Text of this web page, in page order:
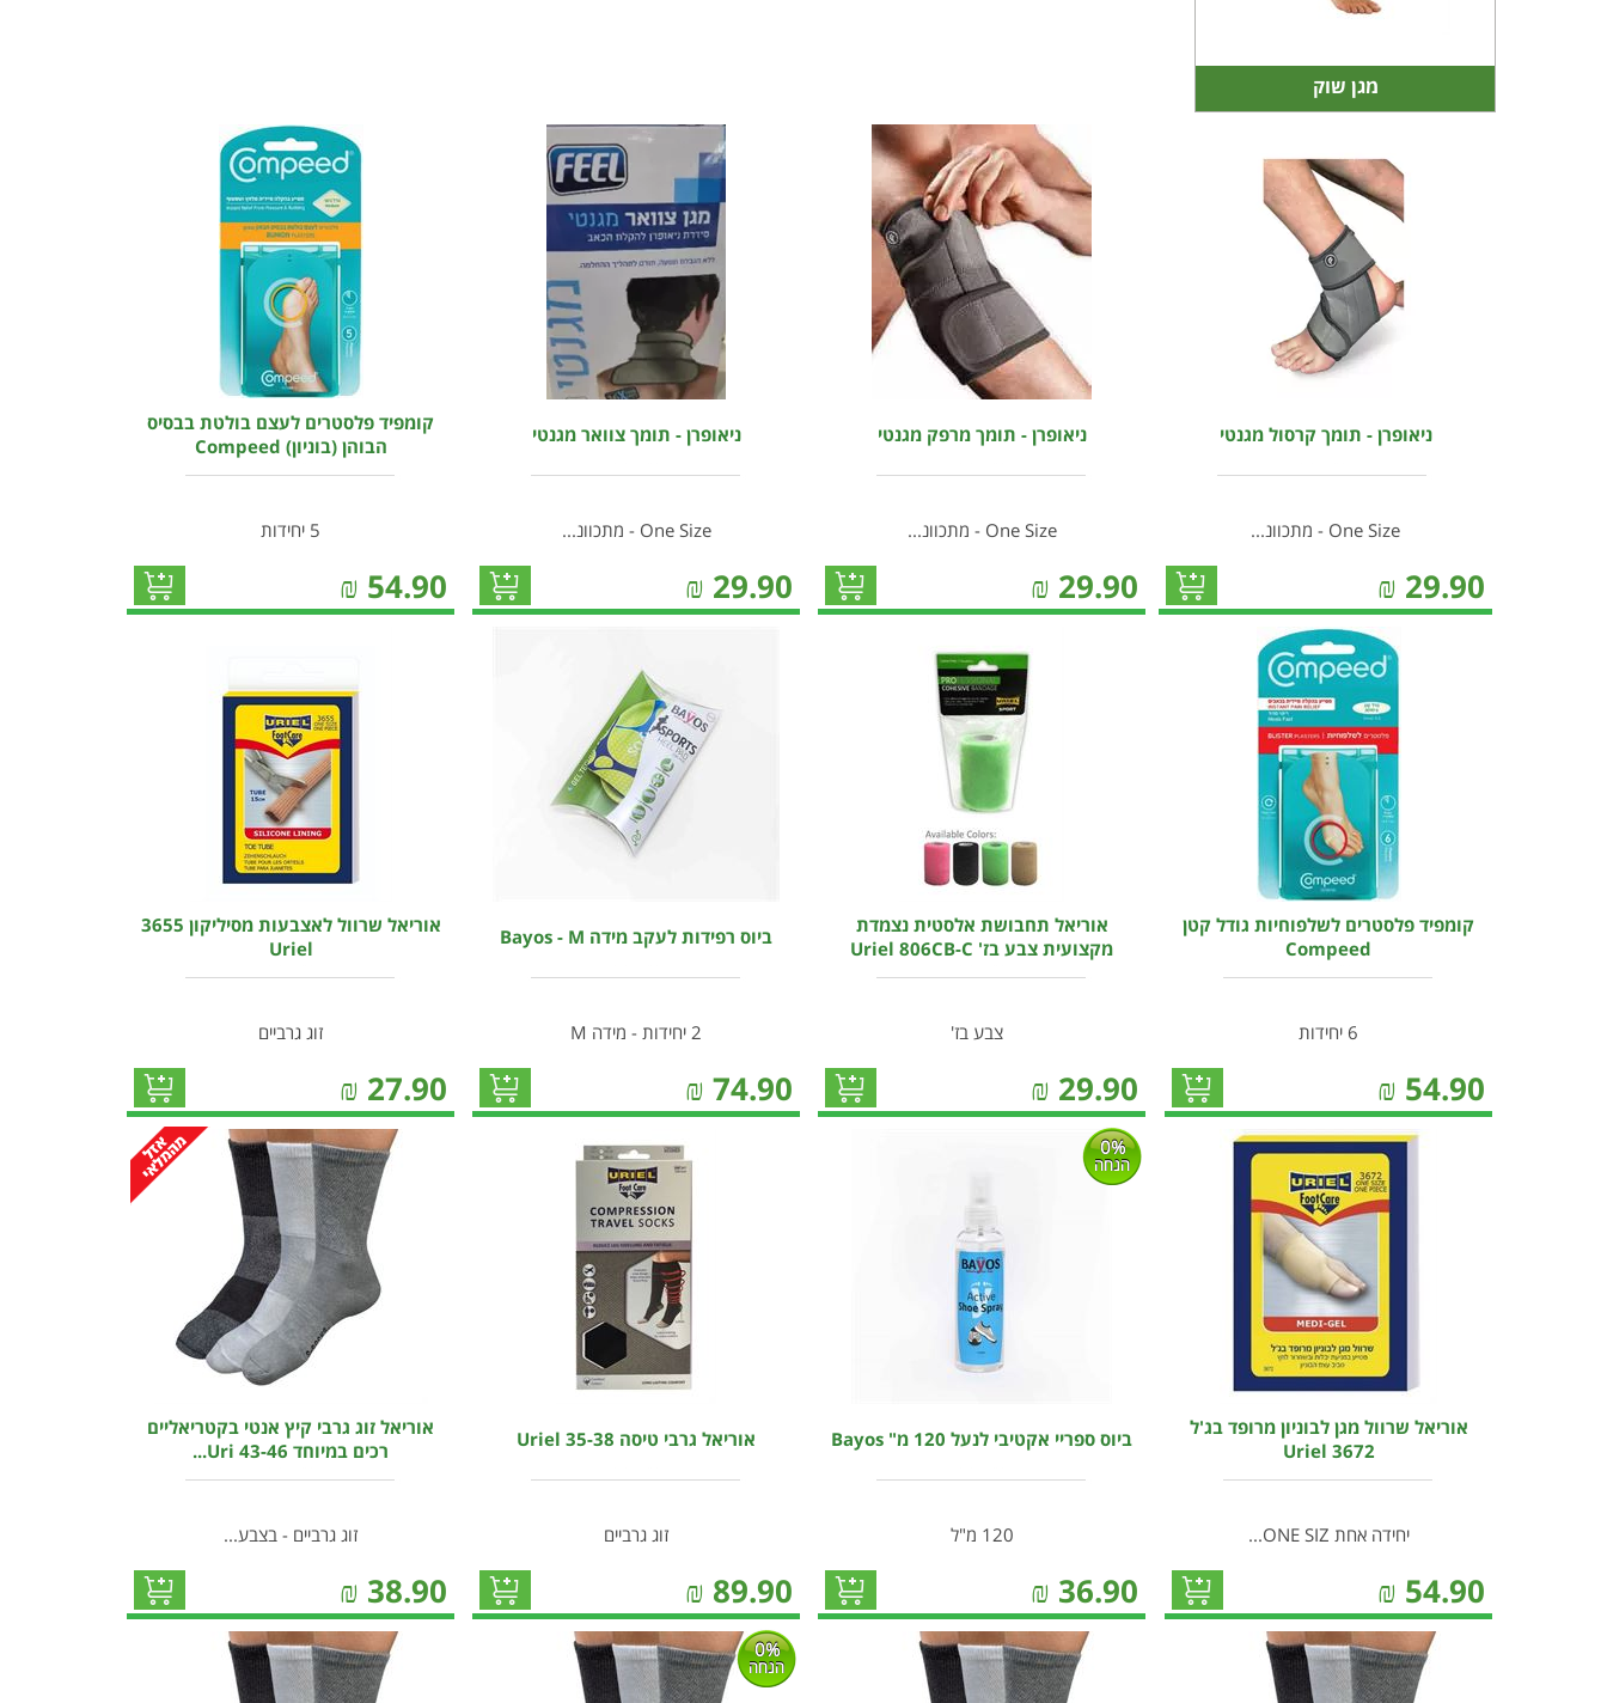
מגן שוק
ניאופרן - תומך קרסול מגנטי
One Size - מתכוונ...
29.90
₪
ניאופרן - תומך מרפק מגנטי
One Size - מתכוונ...
29.90
₪
ניאופרן - תומך צוואר מגנטי
One Size - מתכוונ...
29.90
₪
קומפיד פלסטרים לעצם בולטת בבסיס
הבוהן (בוניון) Compeed
5 יחידות
54.90
₪
קומפיד פלסטרים לשלפוחיות גודל קטן
Compeed
6 יחידות
54.90
₪
אוריאל תחבושת אלסטית נצמדת
מקצועית צבע בז' Uriel 806CB-C
צבע בז'
29.90
₪
ביוס רפידות לעקב מידה Bayos - M
2 יחידות - מידה M
74.90
₪
אוריאל שרוול לאצבעות מסיליקון 3655
Uriel
זוג גרביים
27.90
₪
אוריאל שרוול מגן לבוניון מרופד בג'ל
3672 Uriel
יחידה אחת ONE SIZ...
54.90
₪
0%
הנחה
ביוס ספריי אקטיבי לנעל 120 מ" Bayos
120 מ"ל
36.90
₪
אוריאל גרבי טיסה 35-38 Uriel
זוג גרביים
89.90
₪
אוריאל זוג גרבי קיץ אנטי בקטריאליים
רכים במיוחד 43-46 Uri...
זוג גרביים - בצבע...
38.90
₪
0%
הנחה